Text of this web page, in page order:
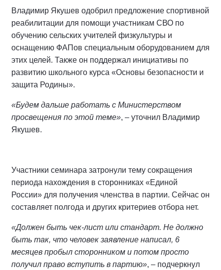
Владимир Якушев одобрил предложение спортивной
реабилитации для помощи участникам СВО по
обучению сельских учителей физкультуры и
оснащению ФАПов специальным оборудованием для
этих целей. Также он поддержал инициативы по
развитию школьного курса «Основы безопасности и
защита Родины».
«Будем дальше работать с Министерством
просвещения по этой теме», – уточнил Владимир
Якушев.
Участники семинара затронули тему сокращения
периода нахождения в сторонниках «Единой
России» для получения членства в партии. Сейчас он
составляет полгода и других критериев отбора нет.
«Должен быть чек-лист или стандарт. Не должно
быть так, что человек заявление написал, 6
месяцев пробыл сторонником и потом просто
получил право вступить в партию», – подчеркнул